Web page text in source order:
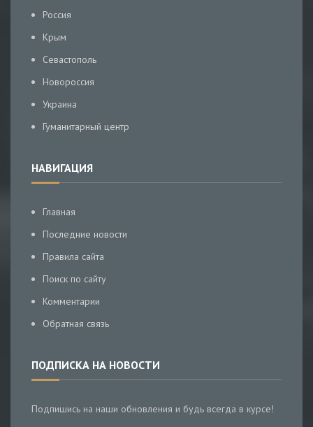
Россия
Крым
Севастополь
Новороссия
Украина
Гуманитарный центр
НАВИГАЦИЯ
Главная
Последние новости
Правила сайта
Поиск по сайту
Комментарии
Обратная связь
ПОДПИСКА НА НОВОСТИ
Подпишись на наши обновления и будь всегда в курсе!